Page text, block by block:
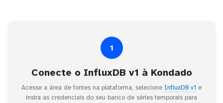
1
Conecte o InfluxDB v1 à Kondado
Acesse a área de fontes na plataforma, selecione InfluxDB v1 e
insira as credenciais do seu banco de séries temporais para